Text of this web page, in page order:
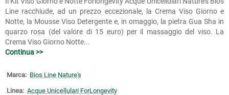
Line racchiude, ad un prezzo eccezionale, la Crema Viso Giorno e
Notte, la Mousse Viso Detergente e, in omaggio, la pietra Gua Sha in
quarzo rosa (del valore di 15 euro) per il massaggio del viso. La
Crema Viso Giorno Notte...
Continua >>
Marca: Bios Line Nature's
Linea: Acque Unicellulari ForLongevity